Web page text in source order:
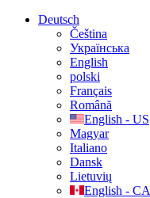
Deutsch
Čeština
Українська
English
polski
Français
Română
English - US
Magyar
Italiano
Dansk
Lietuvių
English - CA